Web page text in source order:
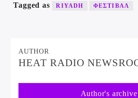
Tagged as RIYADH ΦΕΣΤΙΒΑΛ
AUTHOR
HEAT RADIO
Author's archive